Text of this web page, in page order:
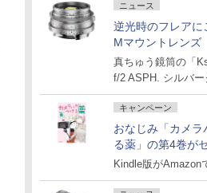
ニュース
逆光時のフレアに
Mマウントレンズ
真ちゅう鏡筒の「
f/2 ASPH. シルバー
キャンペーン
おなじみ「カメラ
る薬」の第4巻が
Kindle版がAmazon